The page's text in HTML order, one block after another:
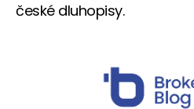
české dluhopisy.